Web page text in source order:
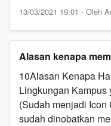
13/03/2021 19:01 - Oleh
Alasan kenapa
10Alasan Kenapa
Lingkungan Kampus
(Sudah menjadi
sudah dinobatkan